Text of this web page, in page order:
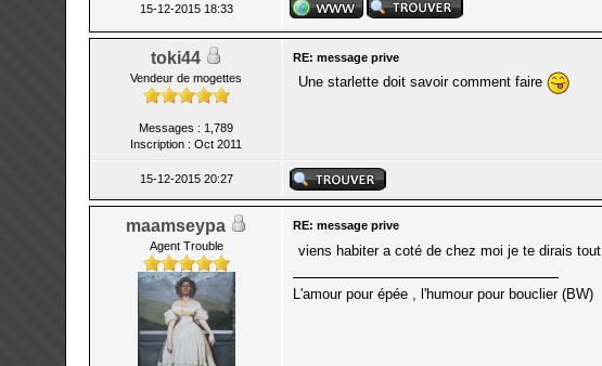
15-12-2015 18:33
toki44
Vendeur de mogettes
Messages : 1,789
Inscription : Oct 2011
RE: message prive
Une starlette doit savoir comment faire
15-12-2015 20:27
maamseypa
Agent Trouble
RE: message prive
viens habiter a coté de chez moi je te dirais tout
L'amour pour épée , l'humour pour bouclier (BW)